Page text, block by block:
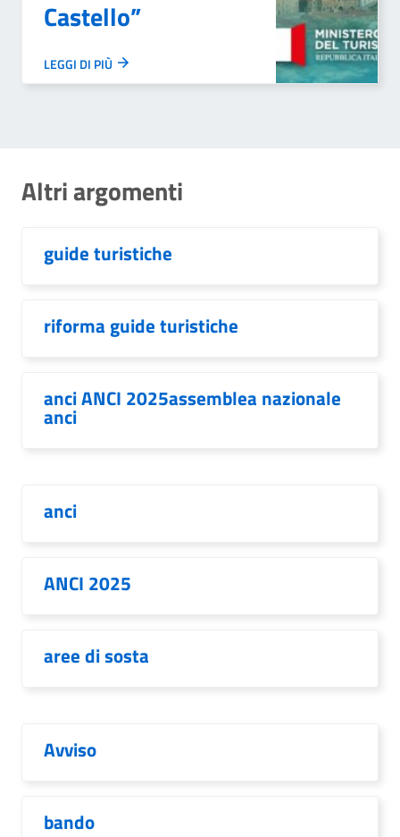
Castello”
LEGGI DI PIÙ
Altri argomenti
guide turistiche
riforma guide turistiche
anci ANCI 2025assemblea nazionale
anci
anci
ANCI 2025
aree di sosta
Avviso
bando